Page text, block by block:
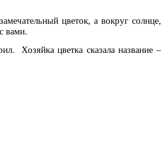
цветок, а вокруг солнце,
вами.
Хозяйка цветка сказала название –